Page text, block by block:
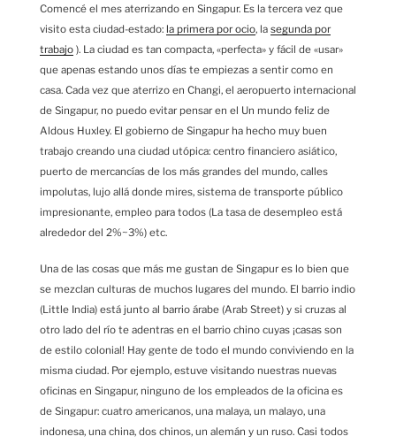
Comencé el mes aterrizando en Singapur. Es la tercera vez que
visito esta ciudad-estado: la primera por ocio, la segunda por
trabajo ). La ciudad es tan compacta, «perfecta» y fácil de «usar»
que apenas estando unos días te empiezas a sentir como en
casa. Cada vez que aterrizo en Changi, el aeropuerto internacional
de Singapur, no puedo evitar pensar en el Un mundo feliz de
Aldous Huxley. El gobierno de Singapur ha hecho muy buen
trabajo creando una ciudad utópica: centro financiero asiático,
puerto de mercancías de los más grandes del mundo, calles
impolutas, lujo allá donde mires, sistema de transporte público
impresionante, empleo para todos (La tasa de desempleo está
alrededor del 2%~3%) etc.
Una de las cosas que más me gustan de Singapur es lo bien que
se mezclan culturas de muchos lugares del mundo. El barrio indio
(Little India) está junto al barrio árabe (Arab Street) y si cruzas al
otro lado del río te adentras en el barrio chino cuyas ¡casas son
de estilo colonial! Hay gente de todo el mundo conviviendo en la
misma ciudad. Por ejemplo, estuve visitando nuestras nuevas
oficinas en Singapur, ninguno de los empleados de la oficina es
de Singapur: cuatro americanos, una malaya, un malayo, una
indonesa, una china, dos chinos, un alemán y un ruso. Casi todos